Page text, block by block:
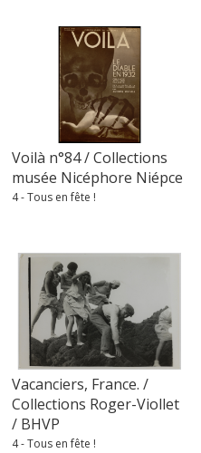
Voilà n°84 / Collections
musée Nicéphore Niépce
4 - Tous en fête !
Vacanciers, France. /
Collections Roger-Viollet
/ BHVP
4 - Tous en fête !